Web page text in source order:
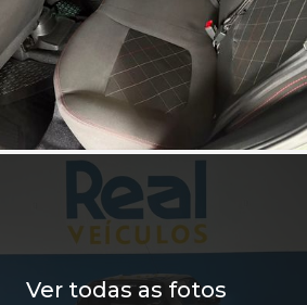
Ver todas as fotos